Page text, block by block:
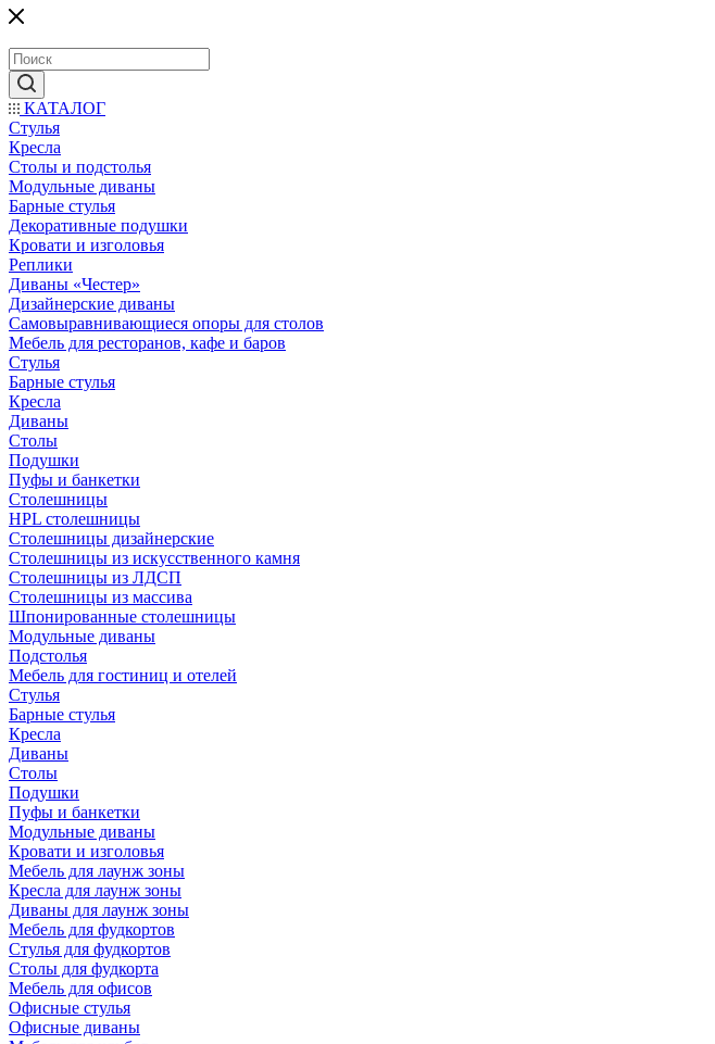
КАТАЛОГ
Стулья
Кресла
Столы и подстолья
Модульные диваны
Барные стулья
Декоративные подушки
Кровати и изголовья
Реплики
Диваны «Честер»
Дизайнерские диваны
Самовыравнивающиеся опоры для столов
Мебель для ресторанов, кафе и баров
Стулья
Барные стулья
Кресла
Диваны
Столы
Подушки
Пуфы и банкетки
Столешницы
HPL столешницы
Столешницы дизайнерские
Столешницы из искусственного камня
Столешницы из ЛДСП
Столешницы из массива
Шпонированные столешницы
Модульные диваны
Подстолья
Мебель для гостиниц и отелей
Стулья
Барные стулья
Кресла
Диваны
Столы
Подушки
Пуфы и банкетки
Модульные диваны
Кровати и изголовья
Мебель для лаунж зоны
Кресла для лаунж зоны
Диваны для лаунж зоны
Мебель для фудкортов
Стулья для фудкортов
Столы для фудкорта
Мебель для офисов
Офисные стулья
Офисные диваны